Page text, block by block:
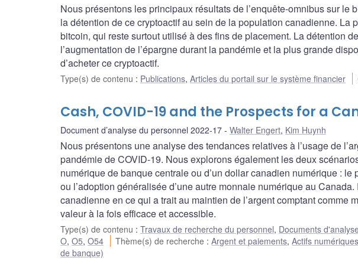
Nous présentons les principaux résultats de l’enquête-omnibus sur le
la détention de ce cryptoactif au sein de la population canadienne. La
bitcoin, qui reste surtout utilisé à des fins de placement. La détention
l’augmentation de l’épargne durant la pandémie et la plus grande
d’acheter ce cryptoactif.
Type(s) de contenu : Publications, Articles du portail sur le système financier
Cash, COVID-19 and the Prospects for a
Document d’analyse du personnel 2022-17 Walter Engert, Kim Huynh
Nous présentons une analyse des tendances relatives à l’usage de
pandémie de COVID-19. Nous explorons également les deux
numérique de banque centrale ou d’un dollar canadien numérique :
ou l’adoption généralisée d’une autre monnaie numérique au
canadienne en ce qui a trait au maintien de l’argent comptant comme
valeur à la fois efficace et accessible.
Type(s) de contenu : Travaux de recherche du personnel, Documents
O, O5, O54 Thème(s) de recherche :Argent et paiements,Actifs
de banque)